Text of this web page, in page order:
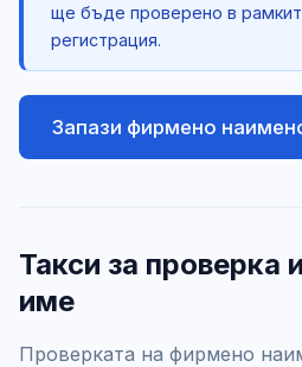
ще бъде проверено в
регистрация.
Запази фирмено
Такси за проверка
име
Проверката на фирмено